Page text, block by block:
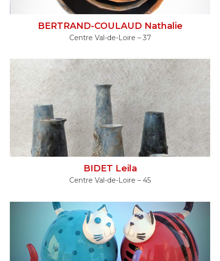
BERTRAND-COULAUD Nathalie
Centre Val-de-Loire – 37
BIDET Leila
Centre Val-de-Loire – 45